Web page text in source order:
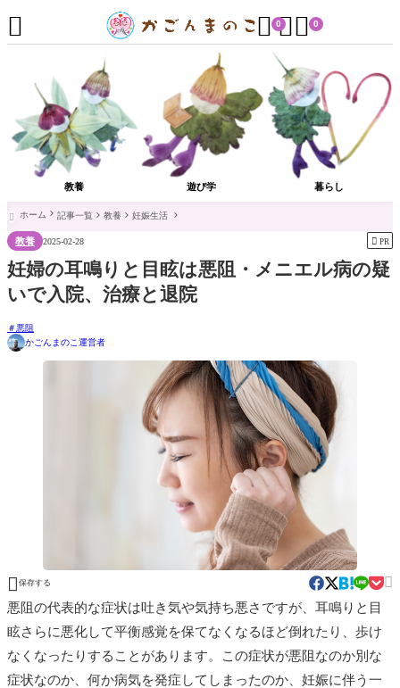
教養 遊び学 暮らし
 0 0

 ホーム 記事一覧 教養 妊娠生活
教養 2025-02-28  PR
妊婦の耳鳴りと目眩は悪阻・メニエル病の疑
いで入院、治療と退院
悪阻
かごんまのこ運営者
 保存する 
悪阻の代表的な症状は吐き気や気持ち悪さですが、耳鳴りと目
眩さらに悪化して平衡感覚を保てなくなるほど倒れたり、歩け
なくなったりすることがあります。この症状が悪阻なのか別な
症状なのか、何か病気を発症してしまったのか、妊娠に伴う一